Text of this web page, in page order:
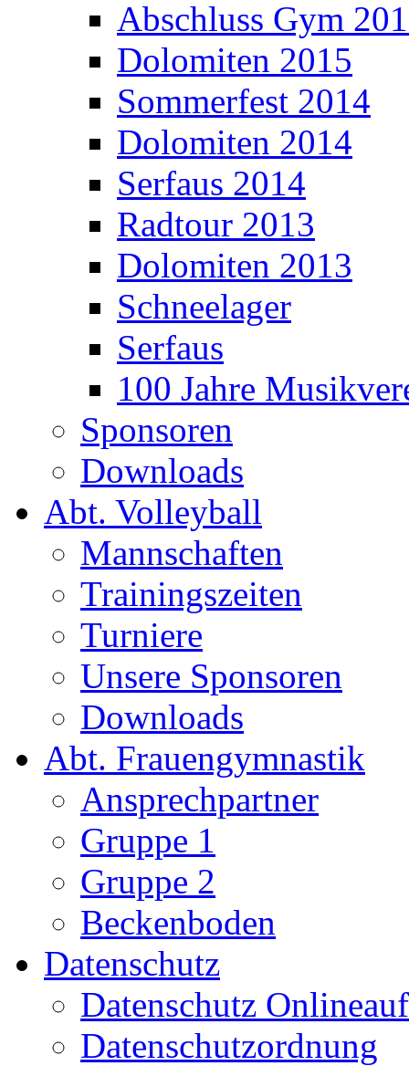
Abschluss Gym
Dolomiten 2015
Sommerfest 2014
Dolomiten 2014
Serfaus 2014
Radtour 2013
Dolomiten 2013
Schneelager
Serfaus
100 Jahre
Sponsoren
Downloads
Abt. Volleyball
Mannschaften
Trainingszeiten
Turniere
Unsere Sponsoren
Downloads
Abt. Frauengymnastik
Ansprechpartner
Gruppe 1
Gruppe 2
Beckenboden
Datenschutz
Datenschutz
Datenschutzordnung